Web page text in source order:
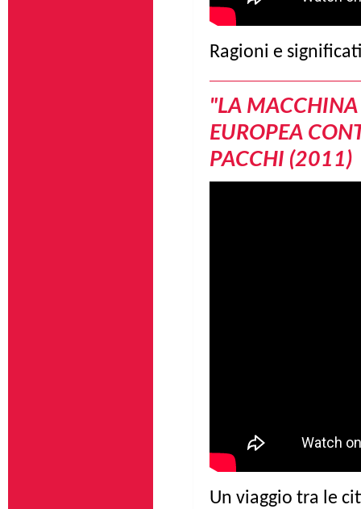
Ragioni e
"LA MACCHINA
EUROPEA
PACCHI (2011)
Un viaggio tra le